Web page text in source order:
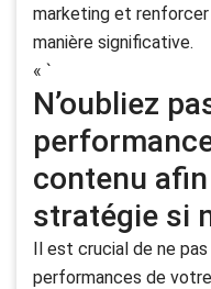
marketing et
manière significative.
« `
N’oubliez
contenu
stratégie si
Il est crucial de ne pas
performances de